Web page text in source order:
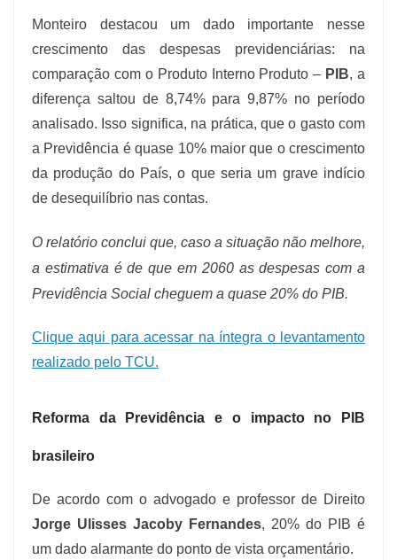
Monteiro destacou um dado importante nesse
crescimento das despesas previdenciárias: na
comparação com o Produto Interno Produto – PIB, a
diferença saltou de 8,74% para 9,87% no período
analisado. Isso significa, na prática, que o gasto com
a Previdência é quase 10% maior que o crescimento
da produção do País, o que seria um grave indício
de desequilíbrio nas contas.
O relatório conclui que, caso a situação não melhore,
a estimativa é de que em 2060 as despesas com a
Previdência Social cheguem a quase 20% do PIB.
Clique aqui para acessar na íntegra o levantamento
realizado pelo TCU.
Reforma da Previdência e o impacto no PIB
brasileiro
De acordo com o advogado e professor de Direito
Jorge Ulisses Jacoby Fernandes, 20% do PIB é
um dado alarmante do ponto de vista orçamentário.